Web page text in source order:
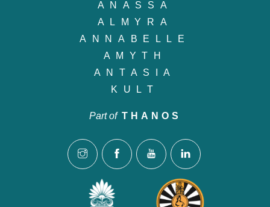
ANASSA
ALMYRA
ANNABELLE
AMYTH
ANTASIA
KULT
Part of THANOS